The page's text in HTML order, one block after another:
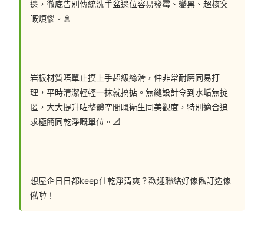
邊，徹底告別傳統洗手盆邊位容易發霉、變黑、超核突
嘅煩惱。🚿
岩板材質唔單止摸上手超級絲滑，仲非常耐磨同易打
理，平時清潔輕輕一抹就搞掂。無縫設計令到水垢無掟
匿，大大提升咗整體空間嘅衛生同美觀度，特別適合追
求極簡同乾淨嘅單位。📐
想屋企日日都keep住乾淨清爽？歡迎聯絡好傢俬訂造傢
俬啦！